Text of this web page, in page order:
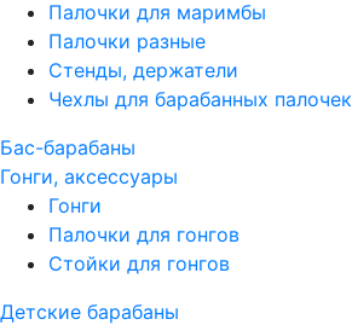
Палочки для маримбы
Палочки разные
Стенды, держатели
Чехлы для барабанных палочек
Бас-барабаны
Гонги, аксессуары
Гонги
Палочки для гонгов
Стойки для гонгов
Детские барабаны